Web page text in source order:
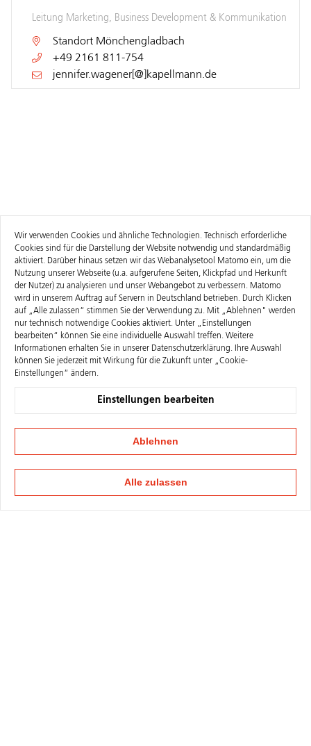
Leitung Marketing, Business Development & Kommunikation
Standort Mönchengladbach
+49 2161 811-754
jennifer.wagener[@]kapellmann.de
Wir verwenden Cookies und ähnliche Technologien. Technisch erforderliche
Cookies sind für die Darstellung der Website notwendig und standardmäßig
aktiviert. Darüber hinaus setzen wir das Webanalysetool Matomo ein, um die
Nutzung unserer Webseite (u.a. aufgerufene Seiten, Klickpfad und Herkunft
der Nutzer) zu analysieren und unser Webangebot zu verbessern. Matomo
wird in unserem Auftrag auf Servern in Deutschland betrieben. Durch Klicken
auf „Alle zulassen“ stimmen Sie der Verwendung zu. Mit „Ablehnen" werden
nur technisch notwendige Cookies aktiviert. Unter „Einstellungen
bearbeiten“ können Sie eine individuelle Auswahl treffen. Weitere
Informationen erhalten Sie in unserer Datenschutzerklärung. Ihre Auswahl
können Sie jederzeit mit Wirkung für die Zukunft unter „Cookie-
Einstellungen“ ändern.
Einstellungen bearbeiten
Ablehnen
Alle zulassen